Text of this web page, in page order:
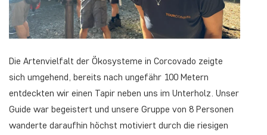
Die Artenvielfalt der Ökosysteme in Corcovado zeigte
sich umgehend, bereits nach ungefähr 100 Metern
entdeckten wir einen Tapir neben uns im Unterholz. Unser
Guide war begeistert und unsere Gruppe von 8 Personen
wanderte daraufhin höchst motiviert durch die riesigen